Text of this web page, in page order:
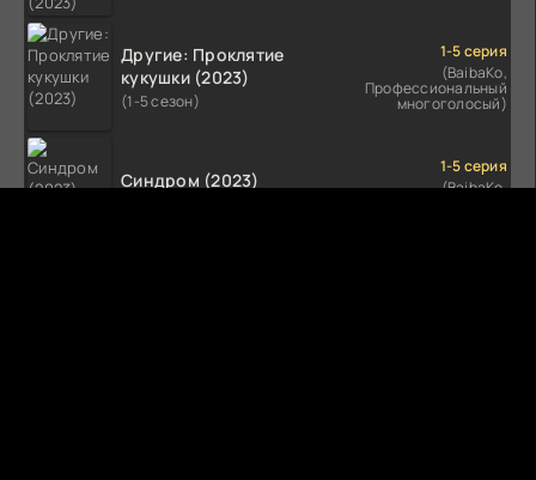
Другие: Проклятие
кукушки (2023)
(1-5 сезон)
1-5 серия
(BaibaKo,
Профессиональный
многоголосый)
Синдром (2023)
1-5 серия
(BaibaKo,